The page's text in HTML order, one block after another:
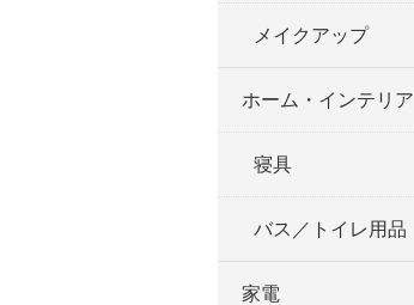
メイクアップ
ホーム・インテリア
寝具
バス／トイレ用品
家電